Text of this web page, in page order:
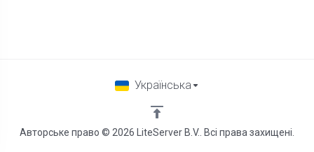
Авторське право © 2026 LiteServer B.V.. Всі права захищені.
Українська